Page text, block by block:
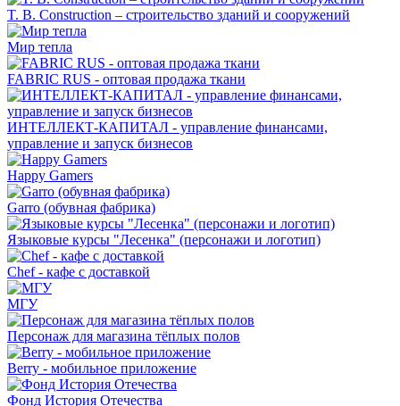
T. B. Construction – строительство зданий и сооружений
Мир тепла
FABRIC RUS - оптовая продажа ткани
ИНТЕЛЛЕКТ-КАПИТАЛ - управление финансами,
управление и запуск бизнесов
Happy Gamers
Garro (обувная фабрика)
Языковые курсы "Лесенка" (персонажи и логотип)
Chef - кафе с доставкой
МГУ
Персонаж для магазина тёплых полов
Berry - мобильное приложение
Фонд История Отечества